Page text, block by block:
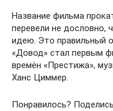
Название фильма
перевели не дословно,
идею. Это правильный
«Довод» стал первым
времён «Престижа»,
Ханс Циммер.
Понравилось?